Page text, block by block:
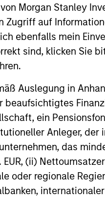
Morgan Stanley
auf
ebenfalls mein
sind, klicken Sie
Auslegung in
ein
Anleger,
das
(ii)
oder regionale
$875 million senior
package for
(Bridgepointe or
technology
29-APR-2026
purposes only. The
sell or a solicitation of
the securities, insurance
of principal.
important information on